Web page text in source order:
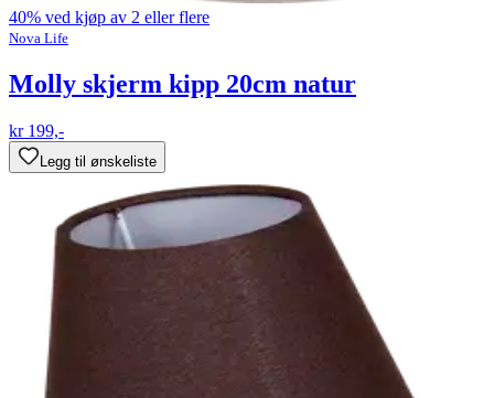
40% ved kjøp av 2 eller flere
Nova Life
Molly skjerm kipp 20cm natur
kr 199,-
Legg til ønskeliste